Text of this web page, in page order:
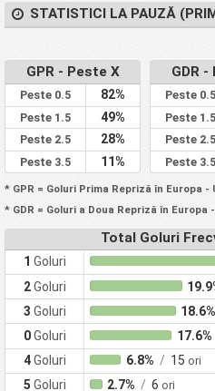
STATISTICI LA PAUZĂ
GPR - Peste X
Peste 0.5 82%
Peste 1.5 49%
Peste 2.5 28%
Peste 3.5 11%
GDR
Peste 0.5
Peste 1.5
Peste 2.5
Peste 3.5
* GPR = Goluri Prima Repriză în Europa -
* GDR = Goluri a Doua Repriză în Europa
Total Goluri
1 Goluri
2Goluri
3 Goluri 18.6%
0Goluri 17.6%
4Goluri 6.8% / 15 ori
5 Goluri 2.7% / 6 ori